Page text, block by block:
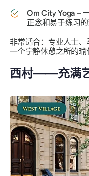
Om City Yoga –
正念和易于练习的
非常适合：专业人士
一个宁静休憩之所的瑜
西村——充满